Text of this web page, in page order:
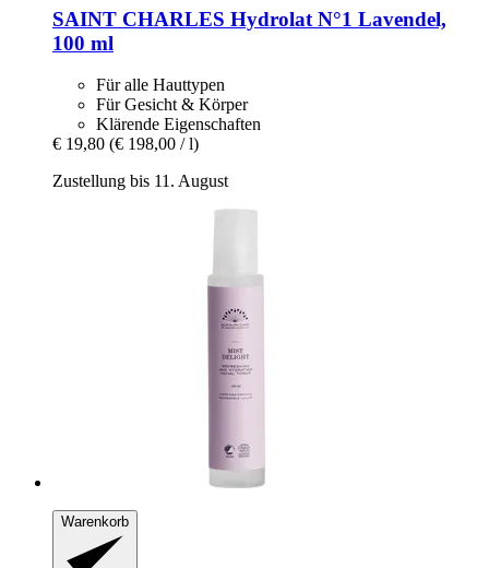
SAINT CHARLES Hydrolat N°1 Lavendel,
100 ml
Für alle Hauttypen
Für Gesicht & Körper
Klärende Eigenschaften
€ 19,80 (€ 198,00 / l)
Zustellung bis 11. August
Warenkorb